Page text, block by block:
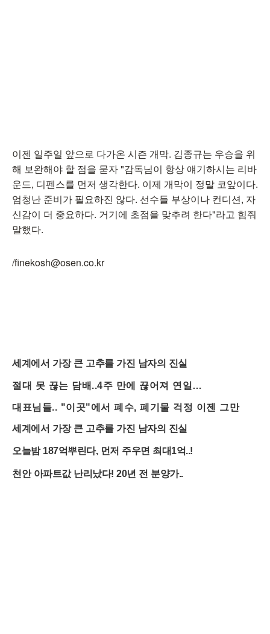
이젠 일주일 앞으로 다가온 시즌 개막. 김종규는 우승을 위
해 보완해야 할 점을 묻자 "감독님이 항상 얘기하시는 리바
운드, 디펜스를 먼저 생각한다. 이제 개막이 정말 코앞이다.
엄청난 준비가 필요하진 않다. 선수들 부상이나 컨디션, 자
신감이 더 중요하다. 거기에 초점을 맞추려 한다"라고 힘줘
말했다.
/finekosh@osen.co.kr